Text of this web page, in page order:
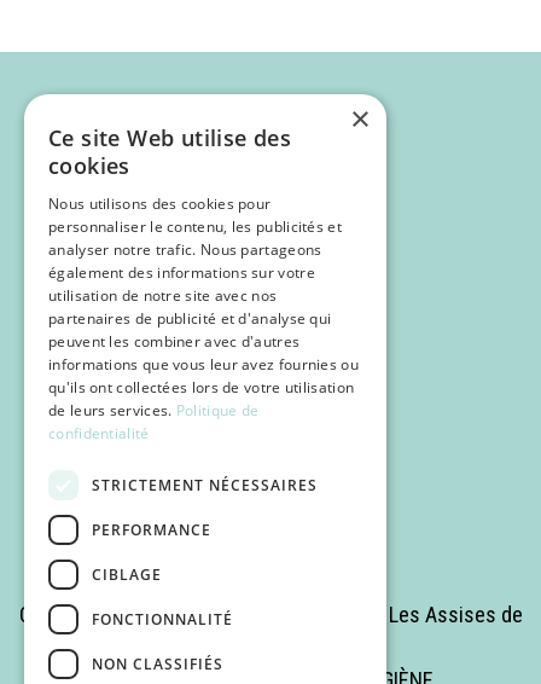
Programme
Inscription
POCUS
Copyrights © 2025 Tous droits réservés - Les Assises de
×
Ce site Web utilise des
cookies
Nous utilisons des cookies pour
personnaliser le contenu, les publicités et
analyser notre trafic. Nous partageons
également des informations sur votre
utilisation de notre site avec nos
partenaires de publicité et d'analyse qui
peuvent les combiner avec d'autres
informations que vous leur avez fournies ou
qu'ils ont collectées lors de votre utilisation
de leurs services. Politique de
confidentialité
STRICTEMENT NÉCESSAIRES
PERFORMANCE
CIBLAGE
FONCTIONNALITÉ
NON CLASSIFIÉS